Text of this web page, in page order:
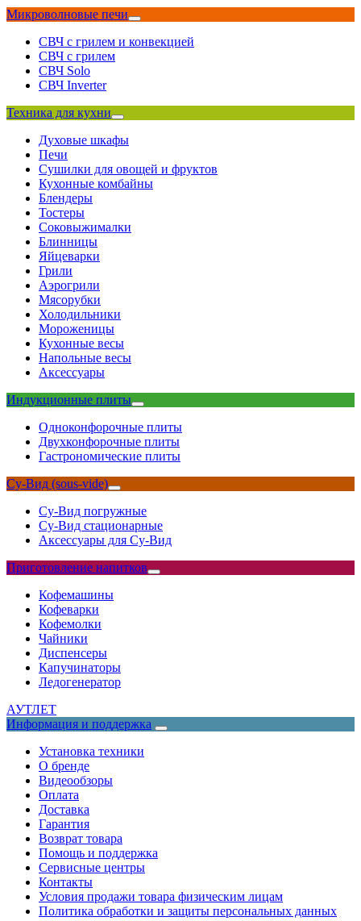
Микроволновые печи
СВЧ с грилем и конвекцией
СВЧ с грилем
СВЧ Solo
СВЧ Inverter
Техника для кухни
Духовые шкафы
Печи
Сушилки для овощей и фруктов
Кухонные комбайны
Блендеры
Тостеры
Соковыжималки
Блинницы
Яйцеварки
Грили
Аэрогрили
Мясорубки
Холодильники
Мороженицы
Кухонные весы
Напольные весы
Аксессуары
Индукционные плиты
Одноконфорочные плиты
Двухконфорочные плиты
Гастрономические плиты
Су-Вид (sous-vide)
Су-Вид погружные
Су-Вид стационарные
Аксессуары для Су-Вид
Приготовление напитков
Кофемашины
Кофеварки
Кофемолки
Чайники
Диспенсеры
Капучинаторы
Ледогенератор
АУТЛЕТ
Информация и поддержка
Установка техники
О бренде
Видеообзоры
Оплата
Доставка
Гарантия
Возврат товара
Помощь и поддержка
Сервисные центры
Контакты
Условия продажи товара физическим лицам
Политика обработки и защиты персональных данных